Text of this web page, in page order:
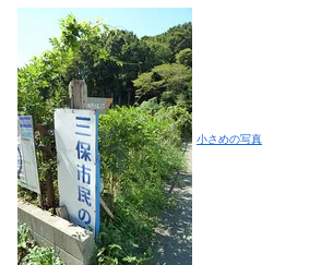
小さめの写真